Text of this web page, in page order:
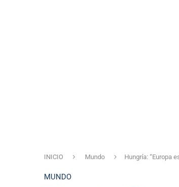
INICIO Mundo Hungría: “Europa
MUNDO